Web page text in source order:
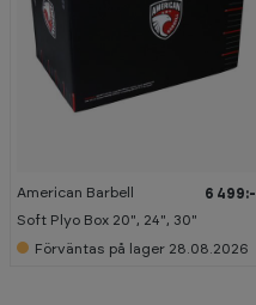
American Barbell
Soft Plyo Box 20", 24", 30"
6 499:-
Förväntas på lager 28.08.2026